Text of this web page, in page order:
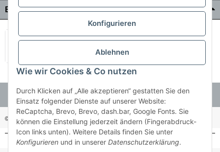
Bezahlung & Versand
© Holzner-Trading GmbH&Co KG Besucherzähler: 3510286
Konfigurieren
Ablehnen
Wie wir Cookies & Co nutzen
Durch Klicken auf „Alle akzeptieren“ gestatten Sie den
Einsatz folgender Dienste auf unserer Website:
ReCaptcha, Brevo, Brevo, dash.bar, Google Fonts. Sie
können die Einstellung jederzeit ändern (Fingerabdruck-
Icon links unten). Weitere Details finden Sie unter
Konfigurieren und in unserer Datenschutzerklärung.